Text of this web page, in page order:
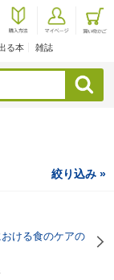
る本 雑誌
検索
絞り込み »
ける食のケアの